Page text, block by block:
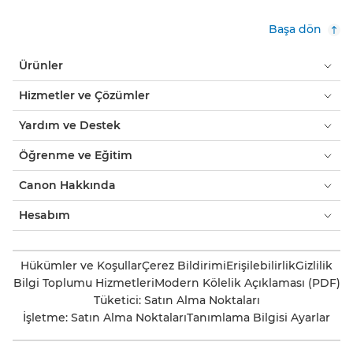
Başa dön
Ürünler
Hizmetler ve Çözümler
Yardım ve Destek
Öğrenme ve Eğitim
Canon Hakkında
Hesabım
Hükümler ve KoşullarÇerez BildirimiErişilebilirlikGizlilik
Bilgi Toplumu HizmetleriModern Kölelik Açıklaması (PDF)
Tüketici: Satın Alma Noktaları
İşletme: Satın Alma NoktalarıTanımlama Bilgisi Ayarlar